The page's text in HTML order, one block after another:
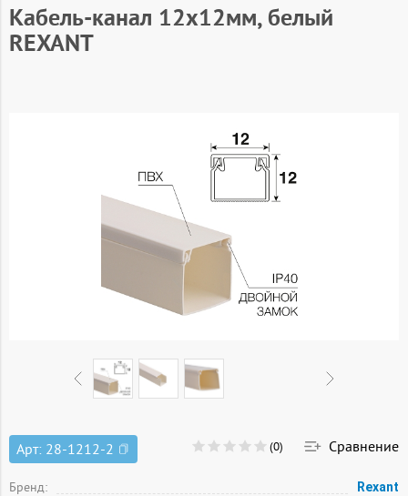
Кабель-канал 12х12мм, белый
REXANT
Арт: 28-1212-2 (0) Сравнение
Бренд: Rexant